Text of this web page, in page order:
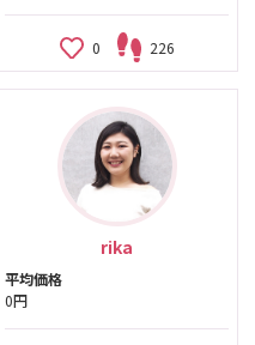
0 226
rika
平均価格
0円